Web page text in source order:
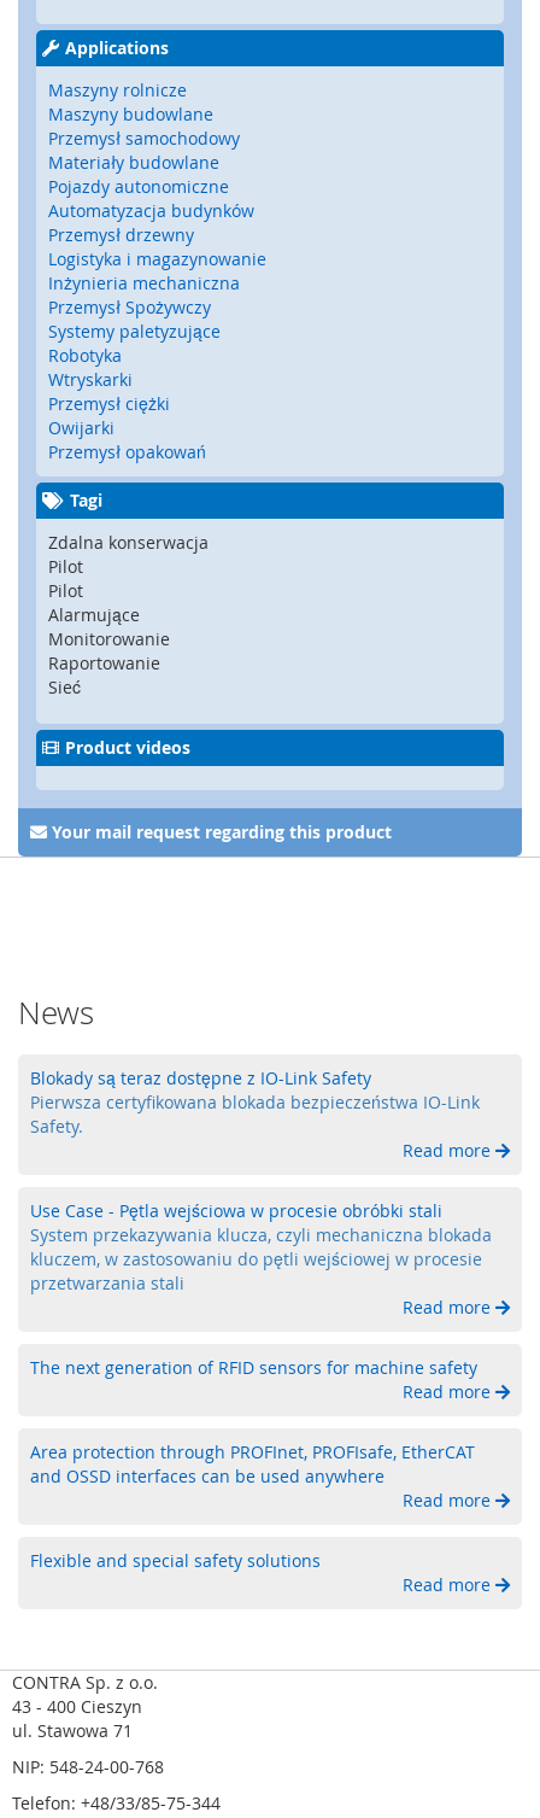
u
j
i
k
i
,
r
y
g
l
e
,
z
a
m
k
i
b
z
p
i
e
c
z
e
ń
s
t
w
a
,
R
F
D
m
l
u
c
w
e
Z
a
z
c
z
a
e
l
e
t
r
Applications
Maszyny rolnicze
Maszyny budowlane
Przemysł samochodowy
Materiały budowlane
Pojazdy autonomiczne
Automatyzacja budynków
Przemysł drzewny
Logistyka i magazynowanie
Inżynieria mechaniczna
Przemysł Spożywczy
Systemy paletyzujące
Robotyka
Wtryskarki
Przemysł ciężki
Owijarki
Przemysł opakowań
Tagi
Zdalna konserwacja
Pilot
Pilot
Alarmujące
Monitorowanie
Raportowanie
Sieć
Product videos
Your mail request regarding this product
News
Blokady są teraz dostępne z IO-Link Safety
Pierwsza certyfikowana blokada bezpieczeństwa IO-Link
Safety.
Read more
Use Case - Pętla wejściowa w procesie obróbki stali
System przekazywania klucza, czyli mechaniczna blokada
kluczem, w zastosowaniu do pętli wejściowej w procesie
przetwarzania stali
Read more
The next generation of RFID sensors for machine safety
Read more
Area protection through PROFInet, PROFIsafe, EtherCAT
and OSSD interfaces can be used anywhere
Read more
Flexible and special safety solutions
Read more
CONTRA Sp. z o.o.
43 - 400 Cieszyn
ul. Stawowa 71
NIP: 548-24-00-768
Telefon: +48/33/85-75-344